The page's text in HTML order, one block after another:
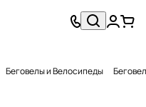
Беговелы и Велосипеды